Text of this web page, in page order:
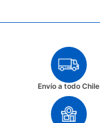
Envío a todo Chile